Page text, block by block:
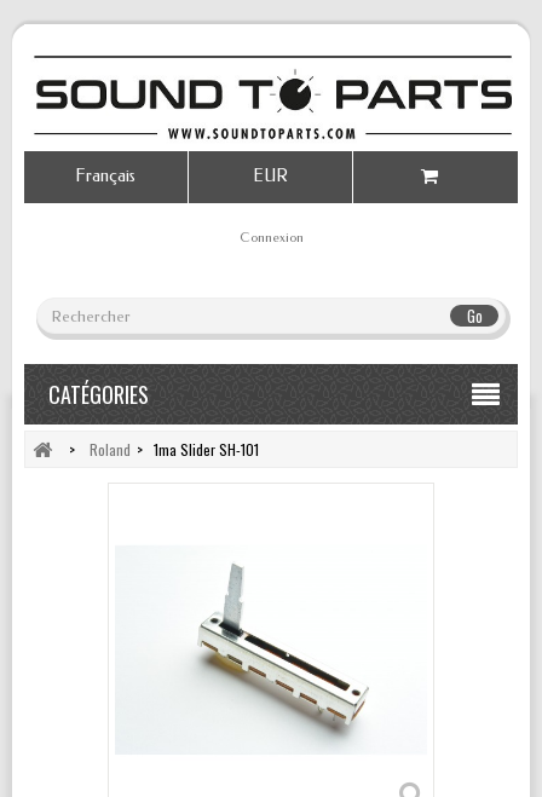
Go
Connexion
EUR
Français
CATÉGORIES
> Roland > 1ma Slider SH-101